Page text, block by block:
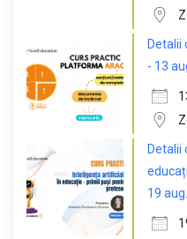
Detalii
- 13
Detalii
19 aug.